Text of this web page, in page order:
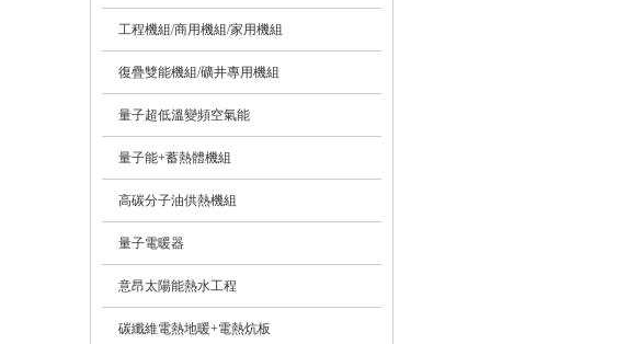
工程機組/商用機組/家用機組
復疊雙能機組/礦井專用機組
量子超低溫變頻空氣能
量子能+蓄熱體機組
高碳分子油供熱機組
量子電暖器
意昂太陽能熱水工程
碳纖維電熱地暖+電熱炕板